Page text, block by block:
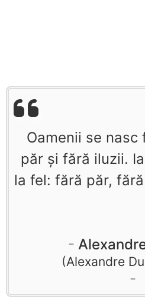
Oamenii se
păr și fără iluzii.
la fel: fără păr,
Alexandre